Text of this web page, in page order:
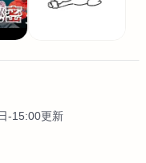
-15:00更新